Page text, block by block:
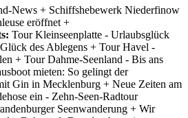
News + Schiffshebewerk Niederfinow
eröffnet +
Tour Kleinseenplatte - Urlaubsglück
des Ablegens + Tour Havel -
+ Tour Dahme-Seenland - Bis ans
mieten: So gelingt der
Gin in Mecklenburg + Neue Zeiten am
ein - Zehn-Seen-Radtour
Seenwanderung + Wir